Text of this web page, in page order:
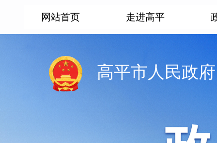
网站首页 走进高平
高平市人民政府